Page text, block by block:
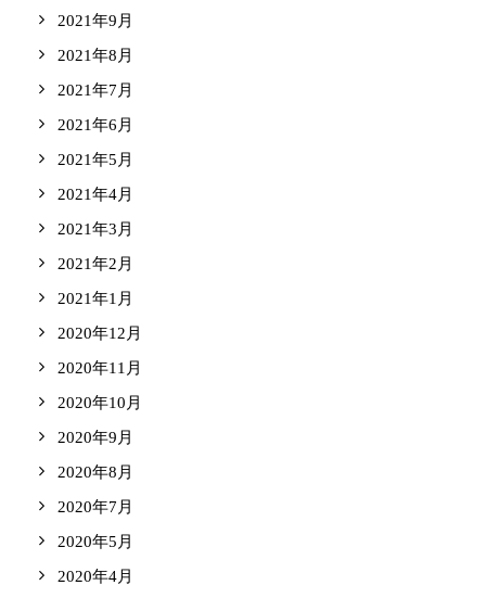
2021年9月
2021年8月
2021年7月
2021年6月
2021年5月
2021年4月
2021年3月
2021年2月
2021年1月
2020年12月
2020年11月
2020年10月
2020年9月
2020年8月
2020年7月
2020年5月
2020年4月